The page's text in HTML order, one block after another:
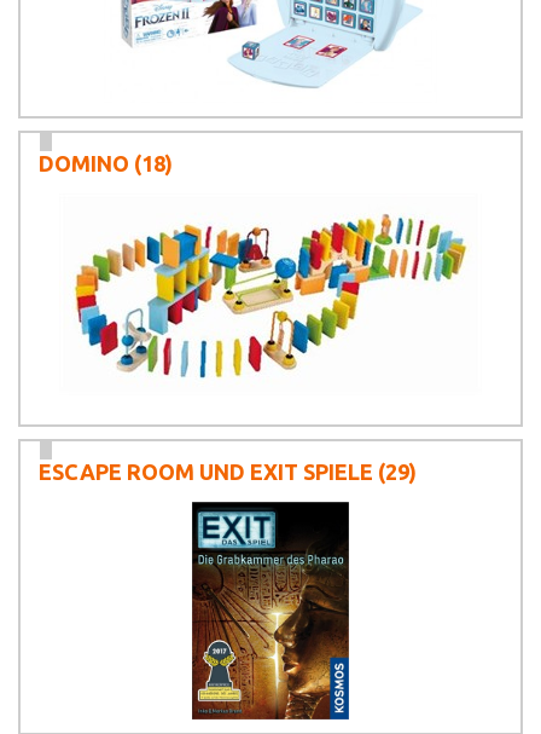
DOMINO (18)
ESCAPE ROOM UND EXIT SPIELE (29)